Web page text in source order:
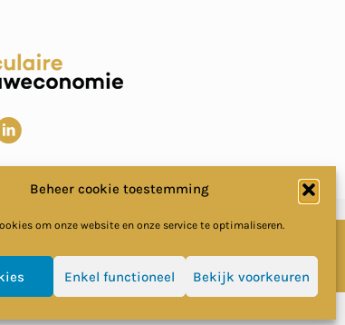
Beheer cookie toestemming
om onze website en onze service te optimaliseren.
Enkel functioneel Bekijk voorkeuren